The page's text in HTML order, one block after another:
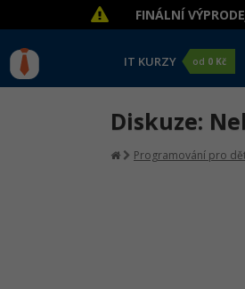
FINÁLNÍ
IT KURZY od 0 Kč
Diskuze:
Programování pro